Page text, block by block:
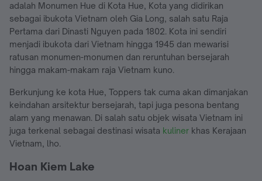
adalah Monumen Hue di Kota Hue, Kota yang didirikan
sebagai ibukota Vietnam oleh Gia Long, salah satu Raja
Pertama dari Dinasti Nguyen pada 1802. Kota ini sendiri
menjadi ibukota dari Vietnam hingga 1945 dan mewarisi
ratusan monumen-monumen dan reruntuhan bersejarah
hingga makam-makam raja Vietnam kuno.
Berkunjung ke kota Hue, Toppers tak cuma akan dimanjakan
keindahan arsitektur bersejarah, tapi juga pesona bentang
alam yang menawan. Di salah satu objek wisata Vietnam ini
juga terkenal sebagai destinasi wisata kuliner khas Kerajaan
Vietnam, lho.
Hoan Kiem Lake